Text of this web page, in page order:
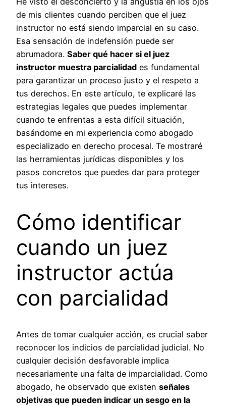
de mis clientes cuando perciben que el juez
instructor no está siendo imparcial en su caso.
Esa sensación de indefensión puede ser
abrumadora. Saber qué hacer si el juez
instructor muestra parcialidad es fundamental
para garantizar un proceso justo y el respeto a
tus derechos. En este artículo, te explicaré las
estrategias legales que puedes implementar
cuando te enfrentas a esta difícil situación,
basándome en mi experiencia como abogado
especializado en derecho procesal. Te mostraré
las herramientas jurídicas disponibles y los
pasos concretos que puedes dar para proteger
tus intereses.
Cómo identificar
cuando un juez
instructor actúa
con parcialidad
Antes de tomar cualquier acción, es crucial saber
reconocer los indicios de parcialidad judicial. No
cualquier decisión desfavorable implica
necesariamente una falta de imparcialidad. Como
abogado, he observado que existen señales
objetivas que pueden indicar un sesgo en la